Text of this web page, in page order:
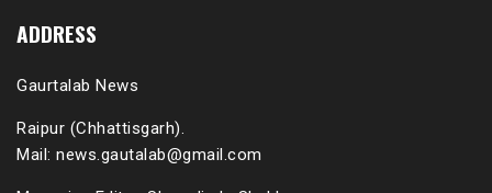
ADDRESS
Gaurtalab News
Raipur (Chhattisgarh).
Mail: news.gautalab@gmail.com